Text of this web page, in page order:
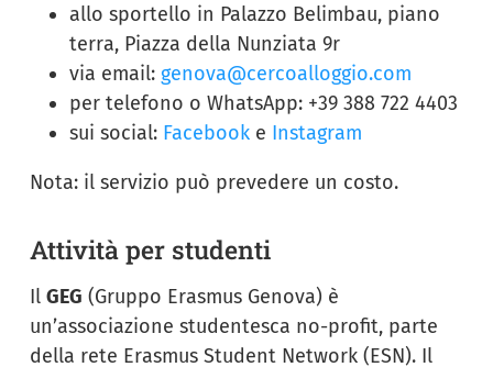
allo sportello in Palazzo Belimbau, piano
terra, Piazza della Nunziata 9r
via email: genova@cercoalloggio.com
per telefono o WhatsApp: +39 388 722 4403
sui social: Facebook e Instagram
Nota: il servizio può prevedere un costo.
Attività per studenti
Il GEG (Gruppo Erasmus Genova) è
un’associazione studentesca no-profit, parte
della rete Erasmus Student Network (ESN). Il